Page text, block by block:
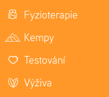
Fyzioterapie
Kempy
Testování
Výživa